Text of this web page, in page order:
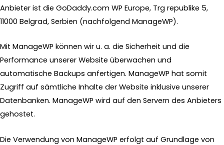
Anbieter ist die GoDaddy.com WP Europe, Trg republike 5,
11000 Belgrad, Serbien (nachfolgend ManageWP).
Mit ManageWP können wir u. a. die Sicherheit und die
Performance unserer Website überwachen und
automatische Backups anfertigen. ManageWP hat somit
Zugriff auf sämtliche Inhalte der Website inklusive unserer
Datenbanken. ManageWP wird auf den Servern des Anbieters
gehostet.
Die Verwendung von ManageWP erfolgt auf Grundlage von